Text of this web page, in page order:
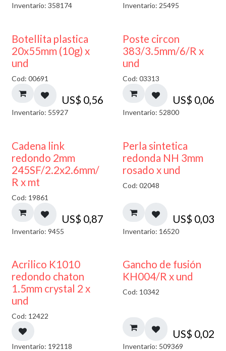
Inventario: 358174 Inventario: 25495
Botellita plastica
20x55mm (10g) x
und
Cod: 00691
US$ 0,56
Inventario: 55927
Poste circon
383/3.5mm/6/R x
und
Cod: 03313
US$ 0,06
Inventario: 52800
Cadena link
redondo 2mm
245SF/2.2x2.6mm/
R x mt
Cod: 19861
US$ 0,87
Inventario: 9455
Perla sintetica
redonda NH 3mm
rosado x und
Cod: 02048
US$ 0,03
Inventario: 16520
50% DESCUENTO
Acrilico K1010
redondo chaton
1.5mm crystal 2 x
und
Cod: 12422
Inventario: 192118
Gancho de fusión
KH004/R x und
Cod: 10342
US$ 0,02
Inventario: 509369